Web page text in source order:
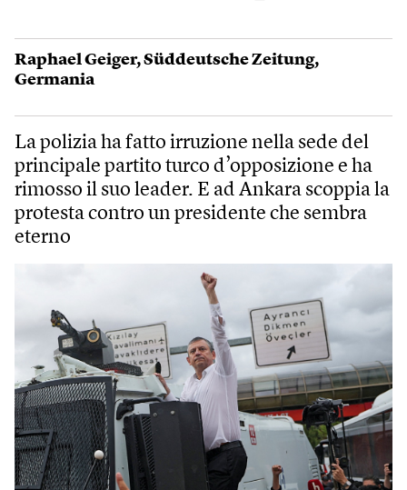
Raphael Geiger,Süddeutsche Zeitung,
Germania
La polizia ha fatto irruzione nella sede del
principale partito turco d’opposizione e ha
rimosso il suo leader. E ad Ankara scoppia la
protesta contro un presidente che sembra
eterno